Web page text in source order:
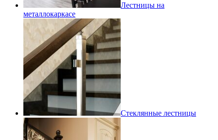
Лестницы на
металлокаркасе
Стеклянные лестницы